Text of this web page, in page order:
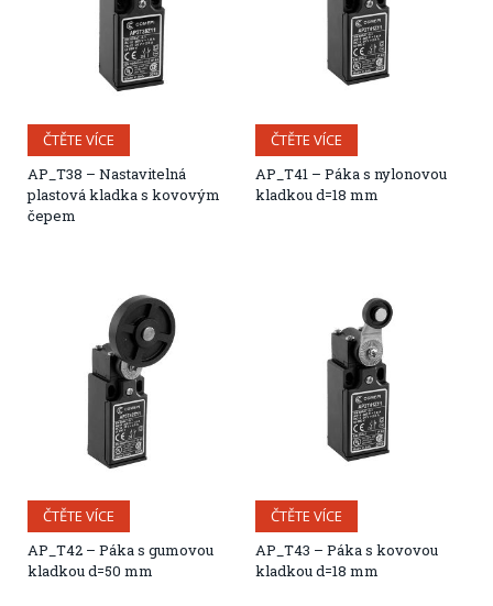
ČTĚTE VÍCE
AP_T38 – Nastavitelná
plastová kladka s kovovým
čepem
ČTĚTE VÍCE
AP_T41 – Páka s nylonovou
kladkou d=18 mm
ČTĚTE VÍCE
AP_T42 – Páka s gumovou
kladkou d=50 mm
ČTĚTE VÍCE
AP_T43 – Páka s kovovou
kladkou d=18 mm